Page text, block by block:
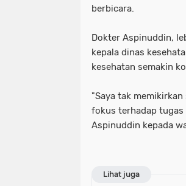
berbicara.
Dokter Aspinuddin,
kepala dinas
kesehatan semakin
"Saya tak
fokus terhadap tugas
Aspinuddin kepada
Lihat juga